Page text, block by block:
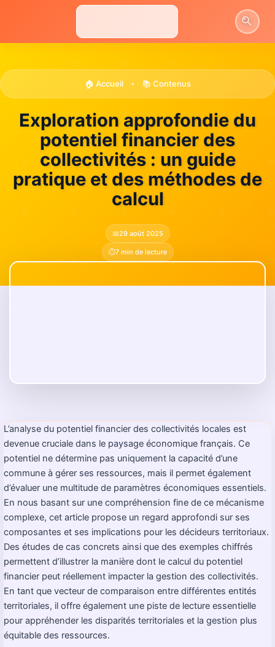
🏠 Accueil • 📚 Contenus
Exploration approfondie du
potentiel financier des
collectivités : un guide
pratique et des méthodes de
calcul
📅29 août 2025
⏱️7 min de lecture
L’analyse du potentiel financier des collectivités locales est
devenue cruciale dans le paysage économique français. Ce
potentiel ne détermine pas uniquement la capacité d’une
commune à gérer ses ressources, mais il permet également
d’évaluer une multitude de paramètres économiques essentiels.
En nous basant sur une compréhension fine de ce mécanisme
complexe, cet article propose un regard approfondi sur ses
composantes et ses implications pour les décideurs territoriaux.
Des études de cas concrets ainsi que des exemples chiffrés
permettent d’illustrer la manière dont le calcul du potentiel
financier peut réellement impacter la gestion des collectivités.
En tant que vecteur de comparaison entre différentes entités
territoriales, il offre également une piste de lecture essentielle
pour appréhender les disparités territoriales et la gestion plus
équitable des ressources.